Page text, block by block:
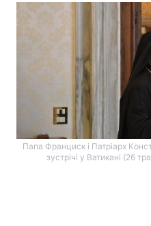
Папа Франциск і Патріарх
зустрічі у Ватикані (26